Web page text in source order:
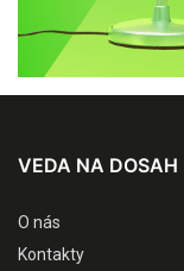
VEDA NA DOSAH
O nás
Kontakty